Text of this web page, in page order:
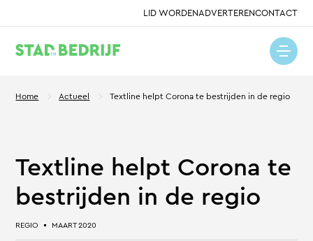
LID WORDENADVERTERENCONTACT
Home Actueel Textline helpt Corona te bestrijden in de regio
Textline helpt Corona te
bestrijden in de regio
REGIO MAART 2020